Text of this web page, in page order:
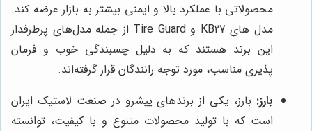
محصولاتی با عملکرد بالا و ایمنی بیشتر به بازار عرضه کند.
مدل های KB27 و Tire Guard از جمله مدل‌های پرطرفدار
این برند هستند که به دلیل چسبندگی خوب و فرمان
پذیری مناسب، مورد توجه رانندگان قرار گرفته‌اند.
بارز: بارز، یکی از برندهای پیشرو در صنعت لاستیک ایران
است که با تولید محصولات متنوع و با کیفیت، توانسته